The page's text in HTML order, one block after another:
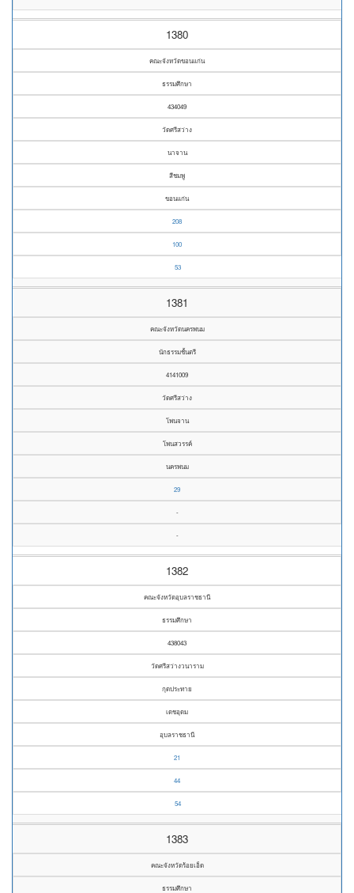
1380
คณะจังหวัดขอนแก่น
ธรรมศึกษา
434049
วัดศรีสว่าง
นาจาน
สีชมพู
ขอนแก่น
208
100
53
1381
คณะจังหวัดนครพนม
นักธรรมชั้นตรี
4141009
วัดศรีสว่าง
โพนจาน
โพนสวรรค์
นครพนม
29
-
-
1382
คณะจังหวัดอุบลราชธานี
ธรรมศึกษา
438043
วัดศรีสว่างวนาราม
กุดประทาย
เดชอุดม
อุบลราชธานี
21
44
54
1383
คณะจังหวัดร้อยเอ็ด
ธรรมศึกษา